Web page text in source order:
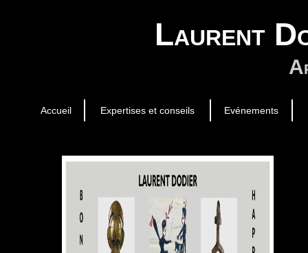
Laurent
Accueil Expertises et conseils Evénements